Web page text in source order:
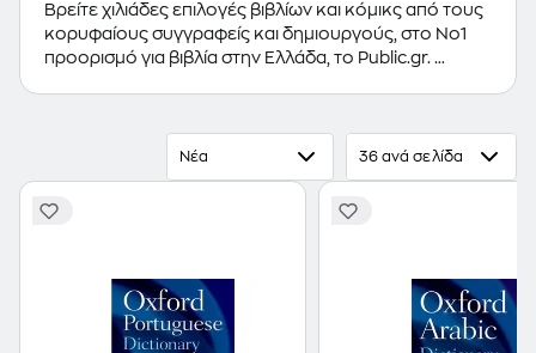
Βρείτε χιλιάδες επιλογές βιβλίων και κόμικς από τους
κορυφαίους συγγραφείς και δημιουργούς, στο Νο1
προορισμό για βιβλία στην Ελλάδα, το Public.gr.
Ξενόγλωσσα Βιβλία,Κόμικς
Νέα 36 ανά σελίδα